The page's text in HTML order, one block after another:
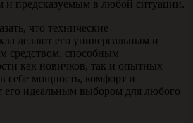
и предсказуемым в любой ситуации.
что технические
делают его универсальным и
средством, способным
как новичков, так и опытных
себе мощность, комфорт и
его идеальным выбором для любого